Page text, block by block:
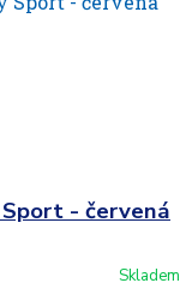
- červená
Skladem